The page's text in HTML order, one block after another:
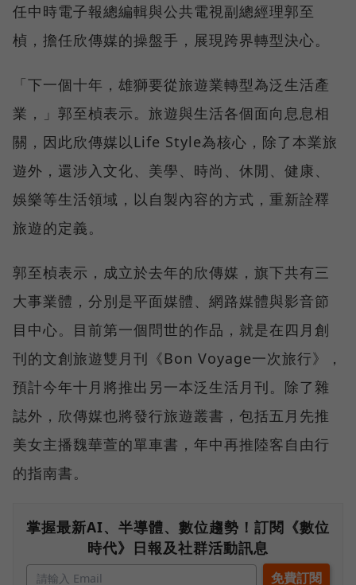
任中時電子報總編輯與公共電視副總經理郭至
楨，擔任欣傳媒的操盤手，展現跨界轉型決心。
「下一個十年，雄獅要從旅遊業轉型為泛生活產
業，」郭至楨表示。旅遊與生活各個面向息息相
關，因此欣傳媒以Life Style為核心，除了本業旅
遊外，還涉入文化、美學、時尚、休閒、健康、
娛樂等生活領域，以自製內容的方式，重新詮釋
旅遊的定義。
郭至楨表示，成立於去年的欣傳媒，旗下共有三
大事業體，分別是平面媒體、網路媒體與影音節
目中心。目前第一個問世的作品，就是在四月創
刊的文創旅遊雙月刊《Bon Voyage一次旅行》，
預計今年十月將推出另一本泛生活月刊。除了雜
誌外，欣傳媒也將發行旅遊叢書，包括五月先推
美女主播魏華萱的單車書，年中再推陸客自由行
的指南書。
掌握最新AI、半導體、數位趨勢！訂閱《數位
時代》日報及社群活動訊息